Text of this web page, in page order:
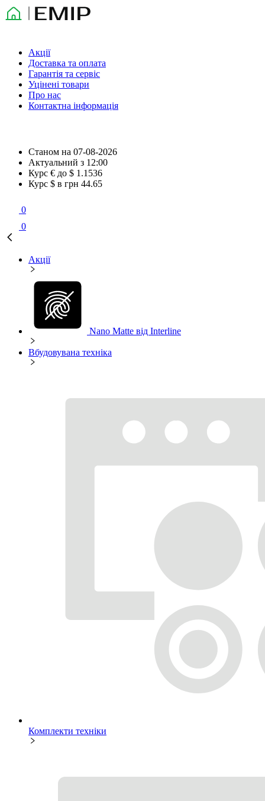
Акції
Доставка та оплата
Гарантія та сервіс
Уцінені товари
Про нас
Контактна інформація
Станом на 07-08-2026
Актуальний з 12:00
Курс € до $ 1.1536
Курс $ в грн 44.65
0
0
Акції
Nano Matte від Interline
Вбудовувана техніка
Комплекти техніки